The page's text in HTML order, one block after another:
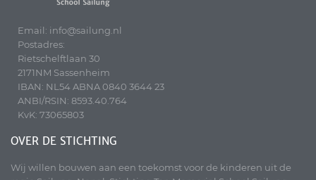
Email: info@sailung.nl
Postadres:
Rietschelftlaan 30
2171NM Sassenheim
IBAN: NL54 ABNA 0840 3644 23
ANBI/RSIN: 8593.40.764
KvK: 73065803
OVER DE STICHTING
Wij willen bouwen aan een toekomst voor de kinderen uit de